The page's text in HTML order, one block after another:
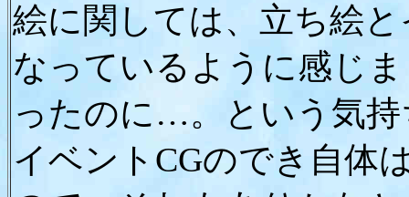
絵に関しては、立ち絵
なっているように感じ
ったのに…。という気
イベントCGのでき自体